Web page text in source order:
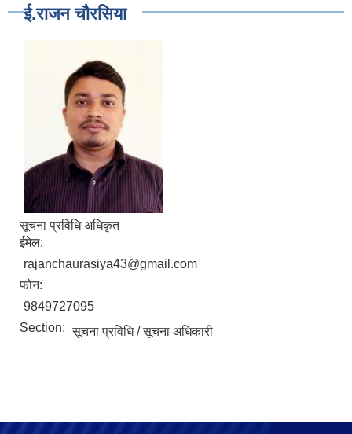
ई.राजन चाैरसिया
सूचना प्रविधि अधिकृत
ईमेल:
rajanchaurasiya43@gmail.com
फोन:
9849727095
Section: सूचना प्रविधि / सूचना अधिकारी